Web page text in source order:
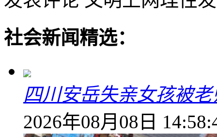
社会新闻精选：
四川安岳失亲女孩被
2026年08月08日